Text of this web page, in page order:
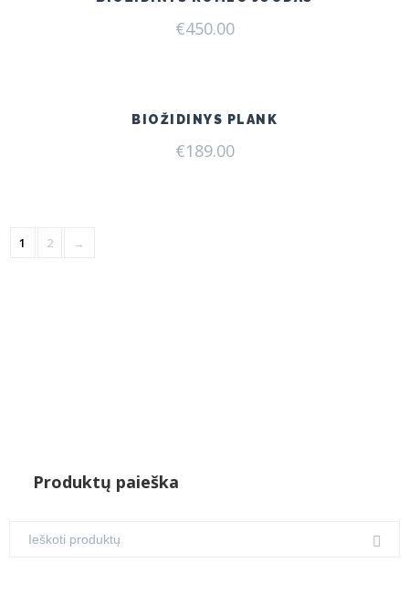
€450.00
BIOŽIDINYS PLANK
€189.00
1 2 →
Produktų paieška